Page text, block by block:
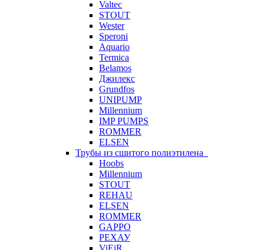
Valtec
STOUT
Wester
Speroni
Aquario
Termica
Belamos
Джилекс
Grundfos
UNIPUMP
Millennium
IMP PUMPS
ROMMER
ELSEN
Трубы из сшитого полиэтилена
Hoobs
Millennium
STOUT
REHAU
ELSEN
ROMMER
GAPPO
РЕХАУ
ViEiR